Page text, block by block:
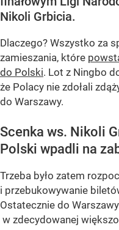
Nikoli Grbicia.
Dlaczego? Wszystko za
zamieszania, które
do Polski. Lot z Ningbo
że Polacy nie zdołali
do Warszawy.
Scenka ws. Nikoli
Polski wpadli na
Trzeba było zatem
i przebukowywanie
Ostatecznie do
w zdecydowanej